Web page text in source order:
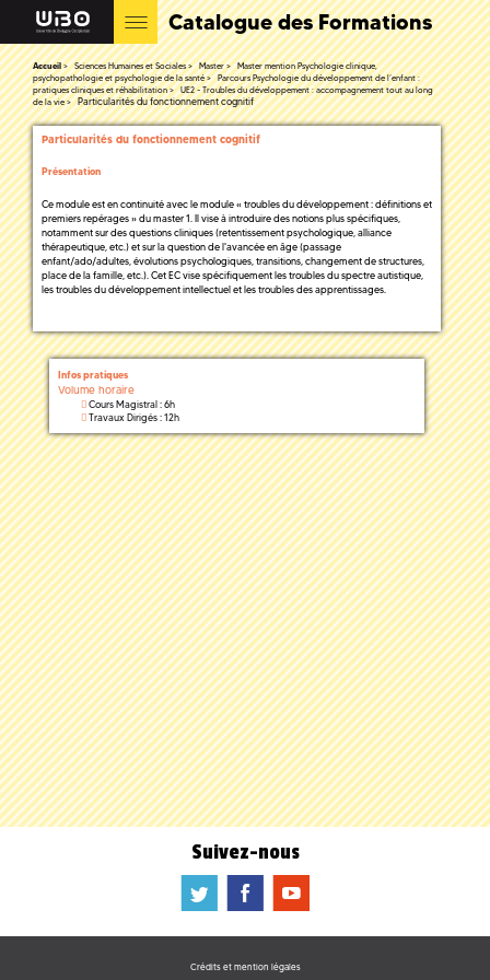
Catalogue des Formations
Accueil Sciences Humaines et Sociales Master
Master mention Psychologie clinique,
psychopathologie et psychologie de la santé
Parcours Psychologie du développement de l’enfant :
pratiques cliniques et réhabilitation
UE2 - Troubles du développement : accompagnement tout au long
de la vie
Particularités du fonctionnement cognitif
Particularités du fonctionnement cognitif
Présentation
Ce module est en continuité avec le module « troubles du développement : définitions et
premiers repérages » du master 1. Il vise à introduire des notions plus spécifiques,
notamment sur des questions cliniques (retentissement psychologique, alliance
thérapeutique, etc.) et sur la question de l'avancée en âge (passage
enfant/ado/adultes, évolutions psychologiques, transitions, changement de structures,
place de la famille, etc.). Cet EC vise spécifiquement les troubles du spectre autistique,
les troubles du développement intellectuel et les troubles des apprentissages.
Infos pratiques
Volume horaire
Cours Magistral : 6h
Travaux Dirigés : 12h
Suivez-nous
a b f
Crédits et mention légales